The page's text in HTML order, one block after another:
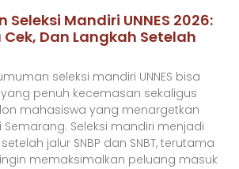
Mandiri UNNES 2026:
Dan Langkah Setelah
seleksi mandiri UNNES bisa
penuh kecemasan sekaligus
mahasiswa yang menargetkan
Semarang. Seleksi mandiri menjadi
jalur SNBP dan SNBT, terutama
memaksimalkan peluang masuk